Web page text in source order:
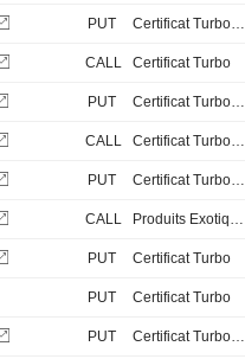
PUT Certificat Turbo Stop Loss
CALL Certificat Turbo
PUT Certificat Turbo Stop Loss
CALL Certificat Turbo Stop Loss
PUT Certificat Turbo Stop Loss
CALL Produits Exotiques
PUT Certificat Turbo
PUT Certificat Turbo
PUT Certificat Turbo Stop Loss